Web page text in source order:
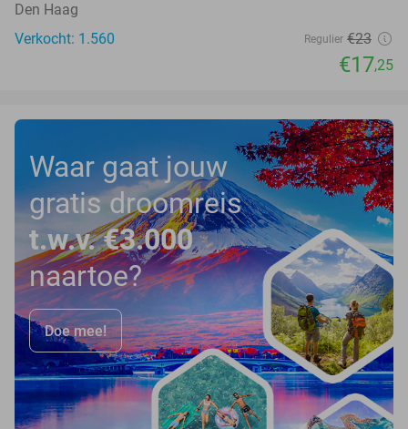
Den Haag
Verkocht: 1.560
Regulier €23
€17,25
Waar gaat jouw
gratis droomreis
t.w.v. €3.000
naartoe?
Doe mee!